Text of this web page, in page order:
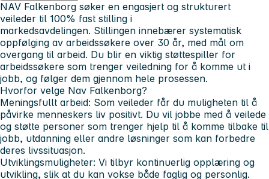
NAV Falkenborg søker en engasjert og strukturert
veileder til 100% fast stilling i
markedsavdelingen. Stillingen innebærer systematisk
oppfølging av arbeidssøkere over 30 år, med mål om
overgang til arbeid. Du blir en viktig støttespiller for
arbeidssøkere som trenger veiledning for å komme ut i
jobb, og følger dem gjennom hele prosessen.
Hvorfor velge Nav Falkenborg?
Meningsfullt arbeid: Som veileder får du muligheten til å
påvirke menneskers liv positivt. Du vil jobbe med å veilede
og støtte personer som trenger hjelp til å komme tilbake til
jobb, utdanning eller andre løsninger som kan forbedre
deres livssituasjon.
Utviklingsmuligheter: Vi tilbyr kontinuerlig opplæring og
utvikling, slik at du kan vokse både faglig og personlig.